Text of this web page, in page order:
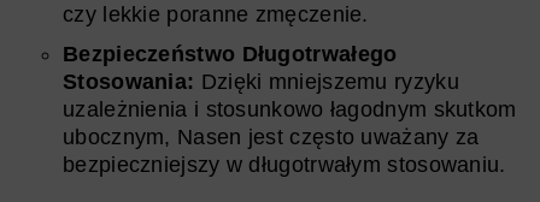
czy lekkie poranne zmęczenie.
Bezpieczeństwo Długotrwałego
Stosowania: Dzięki mniejszemu ryzyku
uzależnienia i stosunkowo łagodnym skutkom
ubocznym, Nasen jest często uważany za
bezpieczniejszy w długotrwałym stosowaniu.